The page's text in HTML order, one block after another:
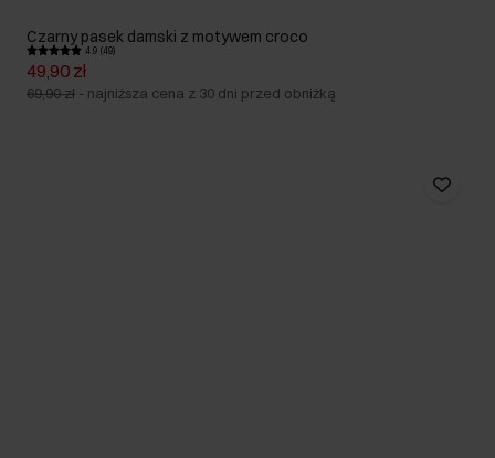
Czarny pasek damski z motywem croco
4.9 (49)
49,90 zł
69,90 zł - najniższa cena z 30 dni przed obniżką